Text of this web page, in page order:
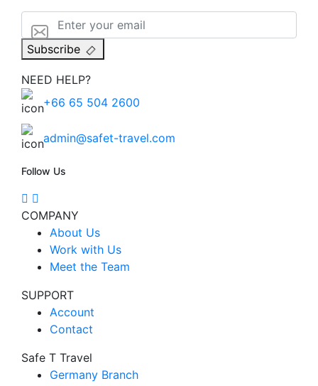
Subscribe
NEED HELP?
+66 65 504 2600
admin@safet-travel.com
Follow Us
COMPANY
About Us
Work with Us
Meet the Team
SUPPORT
Account
Contact
Safe T Travel
Germany Branch